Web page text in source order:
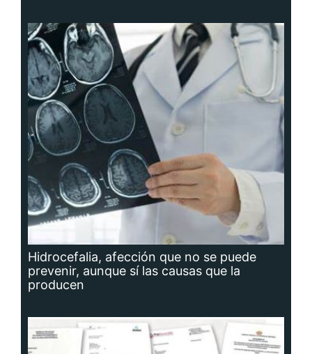
Hidrocefalia, afección que no se puede
prevenir, aunque sí las causas que la
producen